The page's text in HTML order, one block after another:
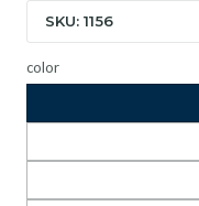
SKU: 1156
color